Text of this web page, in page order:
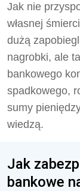
Jak nie
własnej
dużą
nagrobki, ale
bankowego
spadkowego,
sumy
wiedzą.
Jak
bankowe